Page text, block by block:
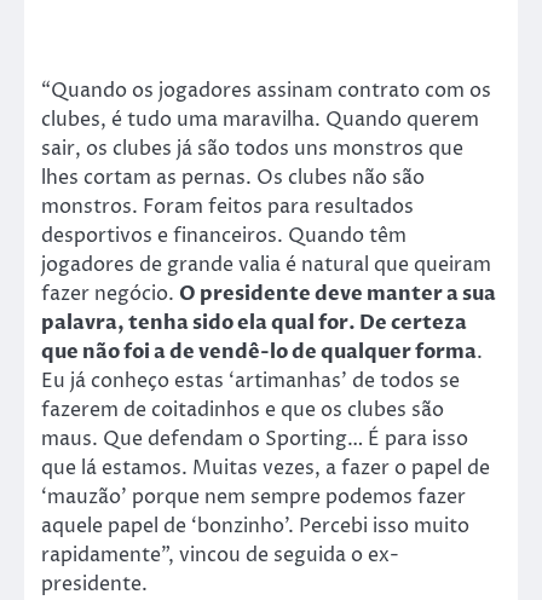
“Quando os jogadores assinam contrato com os
clubes, é tudo uma maravilha. Quando querem
sair, os clubes já são todos uns monstros que
lhes cortam as pernas. Os clubes não são
monstros. Foram feitos para resultados
desportivos e financeiros. Quando têm
jogadores de grande valia é natural que queiram
fazer negócio. O presidente deve manter a sua
palavra, tenha sido ela qual for. De certeza
que não foi a de vendê-lo de qualquer forma.
Eu já conheço estas ‘artimanhas’ de todos se
fazerem de coitadinhos e que os clubes são
maus. Que defendam o Sporting… É para isso
que lá estamos. Muitas vezes, a fazer o papel de
‘mauzão’ porque nem sempre podemos fazer
aquele papel de ‘bonzinho’. Percebi isso muito
rapidamente”, vincou de seguida o ex-
presidente.